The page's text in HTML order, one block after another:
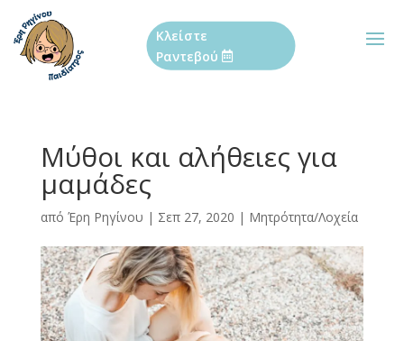
Κλείστε
Ραντεβού
Μύθοι και αλήθειες για
μαμάδες
από Έρη Ρηγίνου | Σεπ 27, 2020 | Μητρότητα/Λοχεία